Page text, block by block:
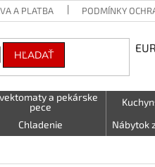
A PLATBA PODMÍNKY
HĽADAŤ
EUR
a pekárske
pece
Chladenie Nábytok